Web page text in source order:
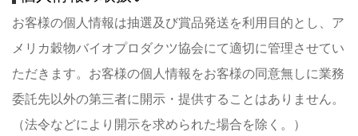
お客様の個人情報は抽選及び賞品発送を利用目的とし、ア
メリカ穀物バイオプロダクツ協会にて適切に管理させてい
ただきます。お客様の個人情報をお客様の同意無しに業務
委託先以外の第三者に開示・提供することはありません。
（法令などにより開示を求められた場合を除く。）